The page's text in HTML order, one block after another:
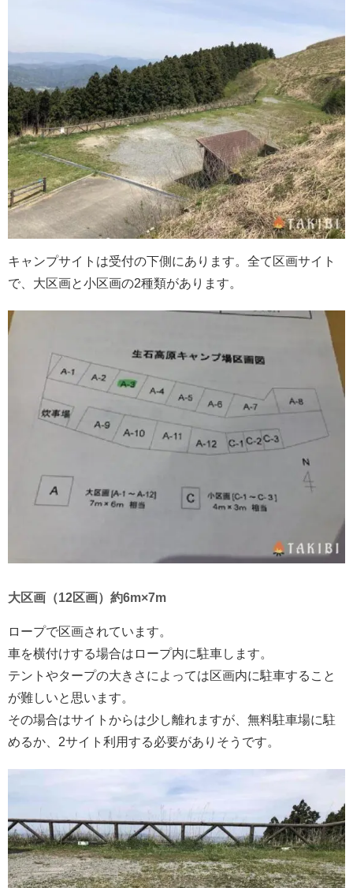
キャンプサイトは受付の下側にあります。全て区画サイト
で、大区画と小区画の2種類があります。
大区画（12区画）約6m×7m
ロープで区画されています。
車を横付けする場合はロープ内に駐車します。
テントやタープの大きさによっては区画内に駐車すること
が難しいと思います。
その場合はサイトからは少し離れますが、無料駐車場に駐
めるか、2サイト利用する必要がありそうです。